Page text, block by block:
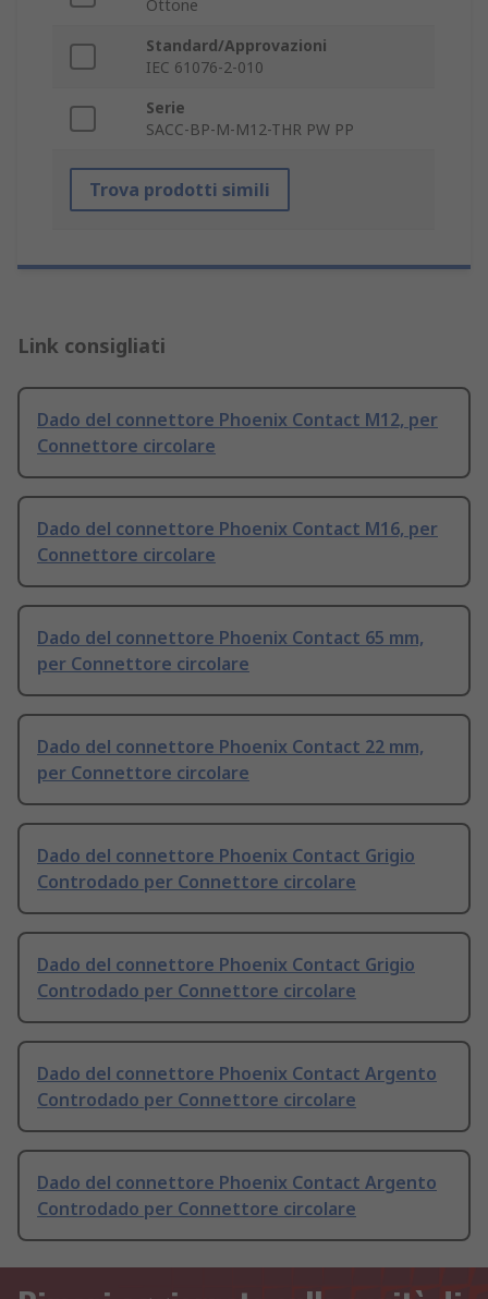
Ottone
Standard/Approvazioni
IEC 61076-2-010
Serie
SACC-BP-M-M12-THR PW PP
Trova prodotti simili
Link consigliati
Dado del connettore Phoenix Contact M12, per
Connettore circolare
Dado del connettore Phoenix Contact M16, per
Connettore circolare
Dado del connettore Phoenix Contact 65 mm,
per Connettore circolare
Dado del connettore Phoenix Contact 22 mm,
per Connettore circolare
Dado del connettore Phoenix Contact Grigio
Controdado per Connettore circolare
Dado del connettore Phoenix Contact Grigio
Controdado per Connettore circolare
Dado del connettore Phoenix Contact Argento
Controdado per Connettore circolare
Dado del connettore Phoenix Contact Argento
Controdado per Connettore circolare